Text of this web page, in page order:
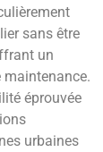
sans être
un
éprouvée
urbaines